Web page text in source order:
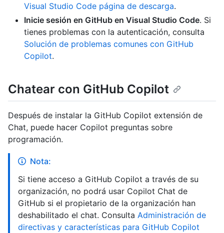
Visual Studio Code página de descarga.
Inicie sesión en GitHub en Visual Studio Code. Si
tienes problemas con la autenticación, consulta
Solución de problemas comunes con GitHub
Copilot.
Chatear con GitHub Copilot
Después de instalar la GitHub Copilot extensión de
Chat, puede hacer Copilot preguntas sobre
programación.
Nota:
Si tiene acceso a GitHub Copilot a través de su
organización, no podrá usar Copilot Chat de
GitHub si el propietario de la organización han
deshabilitado el chat. Consulta Administración de
directivas y características para GitHub Copilot